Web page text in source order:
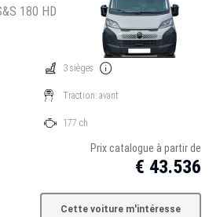
180 HD
3 sièges
Traction: avant
177 ch
Prix catalogue à partir de
€ 43.536
Cette voiture m'intéresse